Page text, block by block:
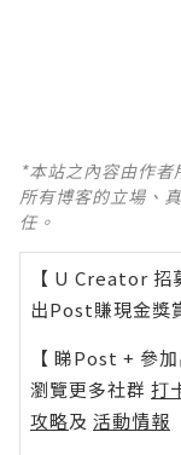
*本站之內容由作
所有博客的立場、
任。
【 U Creator 招
出Post賺現金獎
【 睇Post + 參加
瀏覽更多社群 打
攻略及 活動情報